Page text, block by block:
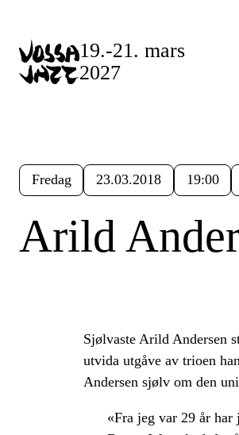
19.-21. mars
2027
Fredag 23.03.2018 19:00
Arild
Sjølvaste Arild Andersen
utvida utgåve av trioen
Andersen sjølv om den
«Fra jeg var 29 år